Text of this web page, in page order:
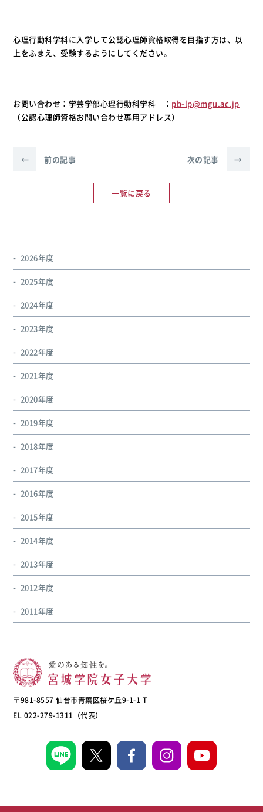
心理行動科学科に入学して公認心理師資格取得を目指す方は、以
上をふまえ、受験するようにしてください。
お問い合わせ：学芸学部心理行動科学科 ： pb-lp@mgu.ac.jp
（公認心理師資格お問い合わせ専用アドレス）
← 前の記事
一覧に戻る
次の記事 →
2026年度
2025年度
2024年度
2023年度
2022年度
2021年度
2020年度
2019年度
2018年度
2017年度
2016年度
2015年度
2014年度
2013年度
2012年度
2011年度
〒981-8557 仙台市青葉区桜ケ丘9-1-1 T
EL 022-279-1311（代表）